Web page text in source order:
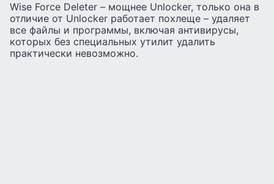
Wise Force Deleter – мощнее Unlocker, только она в
отличие от Unlocker работает похлеще – удаляет
все файлы и программы, включая антивирусы,
которых без специальных утилит удалить
практически невозможно.